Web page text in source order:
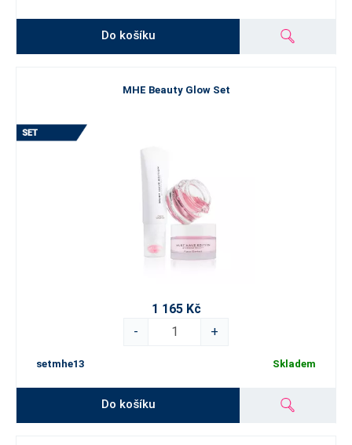
Do košíku
MHE Beauty Glow Set
1 165 Kč
-
+
setmhe13 Skladem
Do košíku